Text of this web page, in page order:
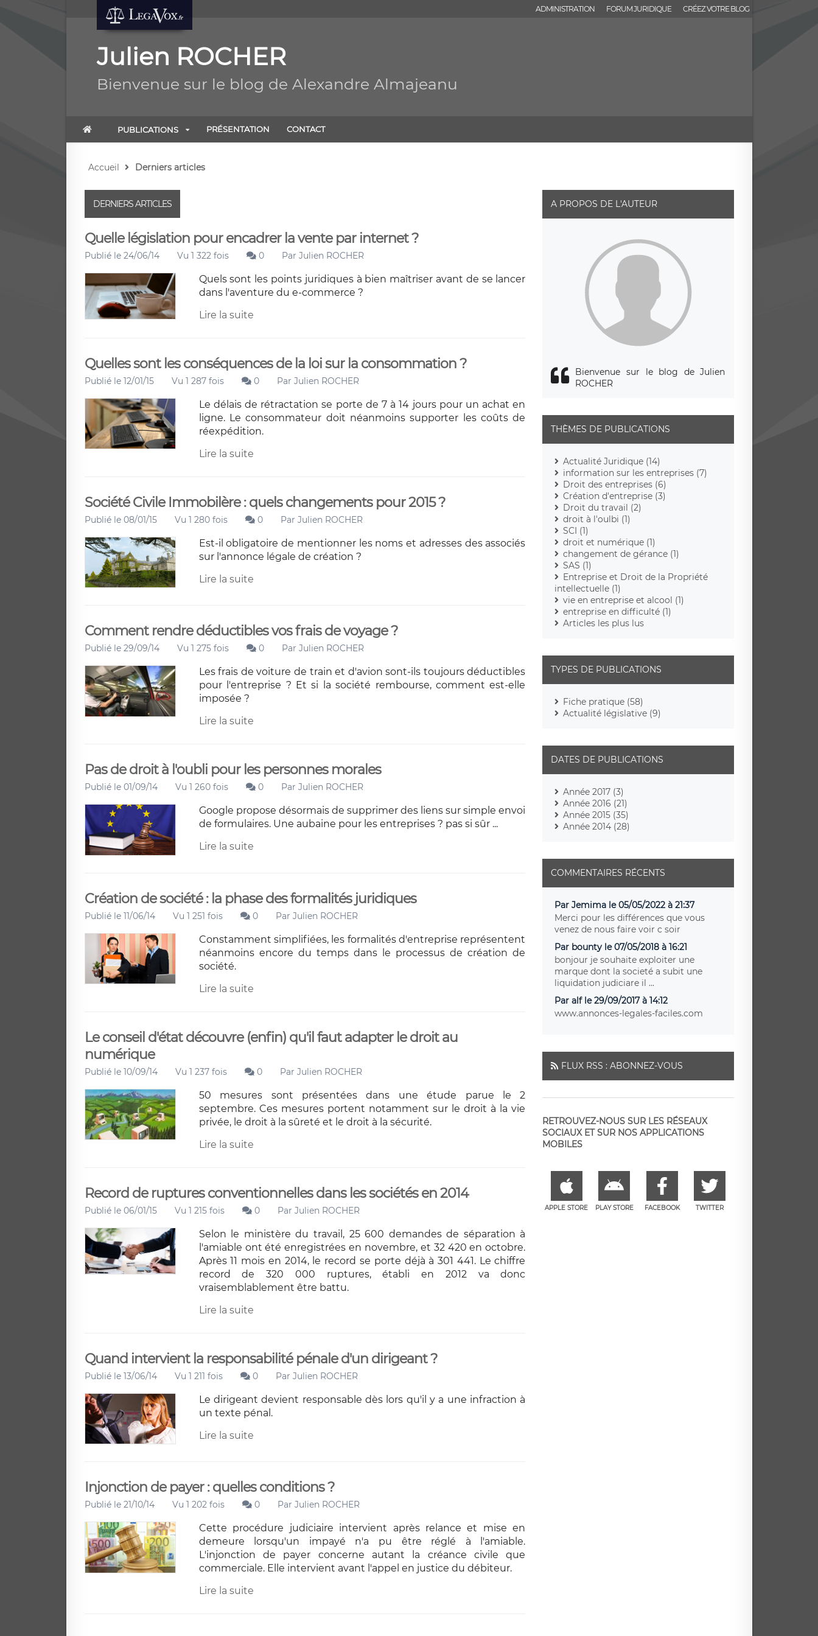
ADMINISTRATION FORUM JURIDIQUE CRÉEZ VOTRE BLOG
Julien ROCHER
Bienvenue sur le blog de Alexandre Almajeanu
PUBLICATIONS PRÉSENTATION CONTACT
Accueil Derniers articles
DERNIERS ARTICLES
Quelle législation pour encadrer la vente par internet ?
Publié le 24/06/14 Vu 1 322 fois 0 Par Julien ROCHER
Quels sont les points juridiques à bien maîtriser avant de se lancer
dans l'aventure du e-commerce ?
Lire la suite
Quelles sont les conséquences de la loi sur la consommation ?
Publié le 12/01/15 Vu 1 287 fois 0 Par Julien ROCHER
Le délais de rétractation se porte de 7 à 14 jours pour un achat en
ligne. Le consommateur doit néanmoins supporter les coûts de
réexpédition.
Lire la suite
Société Civile Immobilère : quels changements pour 2015 ?
Publié le 08/01/15 Vu 1 280 fois 0 Par Julien ROCHER
Est-il obligatoire de mentionner les noms et adresses des associés
sur l'annonce légale de création ?
Lire la suite
Comment rendre déductibles vos frais de voyage ?
Publié le 29/09/14 Vu 1 275 fois 0 Par Julien ROCHER
Les frais de voiture de train et d'avion sont-ils toujours déductibles
pour l'entreprise ? Et si la société rembourse, comment est-elle
imposée ?
Lire la suite
Pas de droit à l'oubli pour les personnes morales
Publié le 01/09/14 Vu 1 260 fois 0 Par Julien ROCHER
Google propose désormais de supprimer des liens sur simple envoi
de formulaires. Une aubaine pour les entreprises ? pas si sûr ...
Lire la suite
Création de société : la phase des formalités juridiques
Publié le 11/06/14 Vu 1 251 fois 0 Par Julien ROCHER
Constamment simplifiées, les formalités d'entreprise représentent
néanmoins encore du temps dans le processus de création de
société.
Lire la suite
Le conseil d'état découvre (enfin) qu'il faut adapter le droit au
numérique
Publié le 10/09/14 Vu 1 237 fois 0 Par Julien ROCHER
50 mesures sont présentées dans une étude parue le 2
septembre. Ces mesures portent notamment sur le droit à la vie
privée, le droit à la sûreté et le droit à la sécurité.
Lire la suite
Record de ruptures conventionnelles dans les sociétés en 2014
Publié le 06/01/15 Vu 1 215 fois 0 Par Julien ROCHER
Selon le ministère du travail, 25 600 demandes de séparation à
l'amiable ont été enregistrées en novembre, et 32 420 en octobre.
Après 11 mois en 2014, le record se porte déjà à 301 441. Le chiffre
record de 320 000 ruptures, établi en 2012 va donc
vraisemblablement être battu.
Lire la suite
Quand intervient la responsabilité pénale d'un dirigeant ?
Publié le 13/06/14 Vu 1 211 fois 0 Par Julien ROCHER
Le dirigeant devient responsable dès lors qu'il y a une infraction à
un texte pénal.
Lire la suite
Injonction de payer : quelles conditions ?
Publié le 21/10/14 Vu 1 202 fois 0 Par Julien ROCHER
Cette procédure judiciaire intervient après relance et mise en
demeure lorsqu'un impayé n'a pu être réglé à l'amiable.
L'injonction de payer concerne autant la créance civile que
commerciale. Elle intervient avant l'appel en justice du débiteur.
Lire la suite
A PROPOS DE L'AUTEUR
Bienvenue sur le blog de Julien
ROCHER
THÈMES DE PUBLICATIONS
Actualité Juridique (14)
information sur les entreprises (7)
Droit des entreprises (6)
Création d'entreprise (3)
Droit du travail (2)
droit à l'oulbi (1)
SCI (1)
droit et numérique (1)
changement de gérance (1)
SAS (1)
Entreprise et Droit de la Propriété
intellectuelle (1)
vie en entreprise et alcool (1)
entreprise en difficulté (1)
Articles les plus lus
TYPES DE PUBLICATIONS
Fiche pratique (58)
Actualité législative (9)
DATES DE PUBLICATIONS
Année 2017 (3)
Année 2016 (21)
Année 2015 (35)
Année 2014 (28)
COMMENTAIRES RÉCENTS
Par Jemima le 05/05/2022 à 21:37
Merci pour les différences que vous
venez de nous faire voir c soir
Par bounty le 07/05/2018 à 16:21
bonjour je souhaite exploiter une
marque dont la societé a subit une
liquidation judiciare il ...
Par alf le 29/09/2017 à 14:12
www.annonces-legales-faciles.com
FLUX RSS : ABONNEZ-VOUS
RETROUVEZ-NOUS SUR LES RÉSEAUX
SOCIAUX ET SUR NOS APPLICATIONS
MOBILES
APPLE STORE PLAY STORE FACEBOOK TWITTER